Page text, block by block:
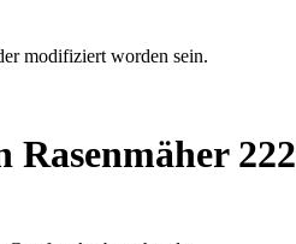
modifiziert worden sein.
Rasenmäher